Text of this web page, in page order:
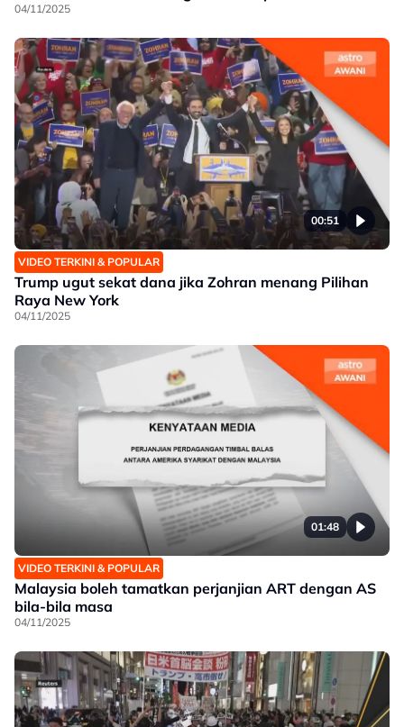
04/11/2025
00:51
VIDEO TERKINI & POPULAR
Trump ugut sekat dana jika Zohran menang Pilihan
Raya New York
04/11/2025
01:48
VIDEO TERKINI & POPULAR
Malaysia boleh tamatkan perjanjian ART dengan AS
bila-bila masa
04/11/2025